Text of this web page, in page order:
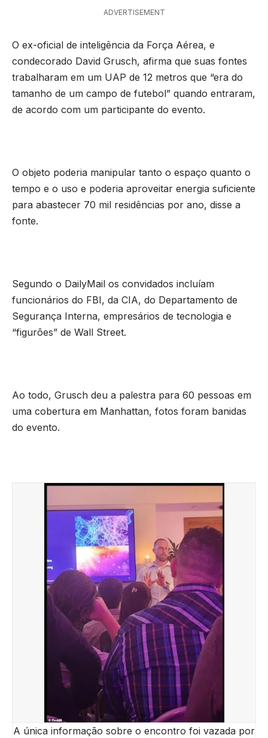
ADVERTISEMENT
O ex-oficial de inteligência da Força Aérea, e
condecorado David Grusch, afirma que suas fontes
trabalharam em um UAP de 12 metros que “era do
tamanho de um campo de futebol” quando entraram,
de acordo com um participante do evento.
O objeto poderia manipular tanto o espaço quanto o
tempo e o uso e poderia aproveitar energia suficiente
para abastecer 70 mil residências por ano, disse a
fonte.
Segundo o DailyMail os convidados incluíam
funcionários do FBI, da CIA, do Departamento de
Segurança Interna, empresários de tecnologia e
“figurões” de Wall Street.
Ao todo, Grusch deu a palestra para 60 pessoas em
uma cobertura em Manhattan, fotos foram banidas
do evento.
A única informação sobre o encontro foi vazada por